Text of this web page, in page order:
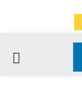
PRIMARY